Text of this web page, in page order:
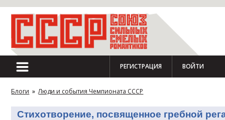
РЕГИСТРАЦИЯ ВОЙТИ
Блоги » Люди и события Чемпионата СССР
Стихотворение, посвященное гребной